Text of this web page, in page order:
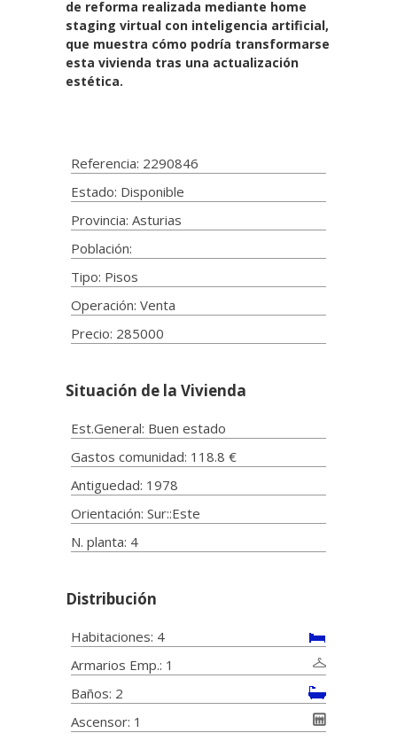
de reforma realizada mediante home
staging virtual con inteligencia artificial,
que muestra cómo podría transformarse
esta vivienda tras una actualización
estética.
Referencia: 2290846
Estado: Disponible
Provincia: Asturias
Población:
Tipo: Pisos
Operación: Venta
Precio: 285000
Situación de la Vivienda
Est.General: Buen estado
Gastos comunidad: 118.8 €
Antiguedad: 1978
Orientación: Sur::Este
N. planta: 4
Distribución
Habitaciones: 4
Armarios Emp.: 1
Baños: 2
Ascensor: 1